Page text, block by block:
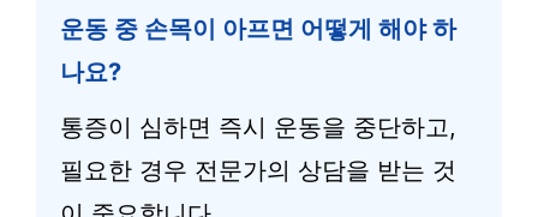
운동 중 손목이 아프면 어떻게 해야 하
나요?
통증이 심하면 즉시 운동을 중단하고,
필요한 경우 전문가의 상담을 받는 것